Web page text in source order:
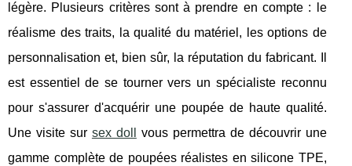
légère. Plusieurs critères sont à prendre en compte : le
réalisme des traits, la qualité du matériel, les options de
personnalisation et, bien sûr, la réputation du fabricant. Il
est essentiel de se tourner vers un spécialiste reconnu
pour s'assurer d'acquérir une poupée de haute qualité.
Une visite sur sex doll
vous permettra de découvrir une
gamme complète de poupées réalistes en silicone TPE,